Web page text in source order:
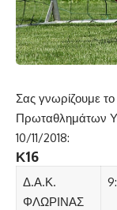
Σας γνωρίζουμε
Πρωταθλημάτων
10/11/2018:
Κ16
Δ.Α.Κ.
ΦΛΩΡΙΝΑΣ